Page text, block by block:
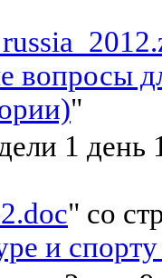
вопросы
"
1 день
" со
и